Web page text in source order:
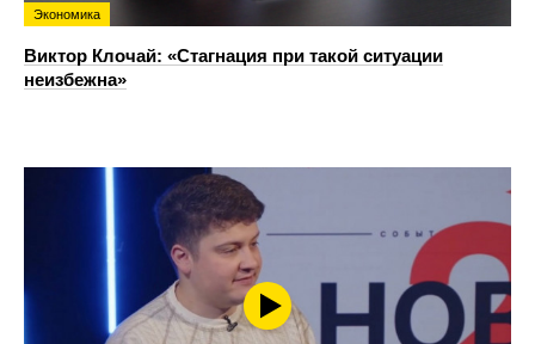
Экономика
Виктор Клочай: «Стагнация при такой ситуации
неизбежна»